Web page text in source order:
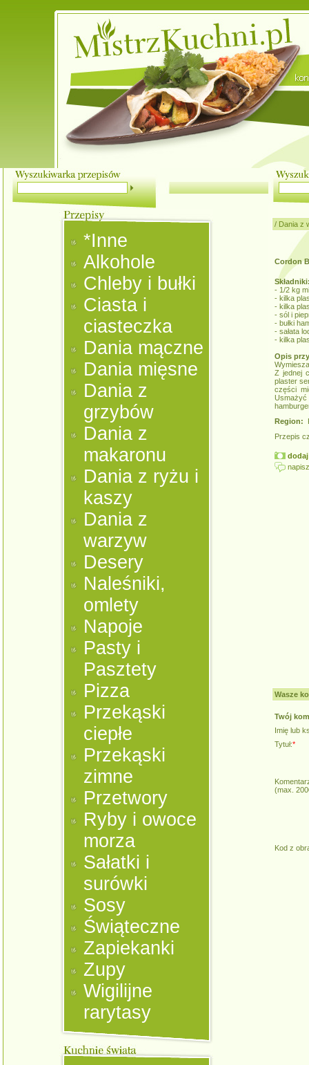
*Inne
Alkohole
Chleby i bułki
Ciasta i
ciasteczka
Dania mączne
Dania mięsne
Dania z
grzybów
Dania z
makaronu
Dania z ryżu i
kaszy
Dania z
warzyw
Desery
Naleśniki,
omlety
Napoje
Pasty i
Pasztety
Pizza
Przekąski
ciepłe
Przekąski
zimne
Przetwory
Ryby i owoce
morza
Sałatki i
surówki
Sosy
Świąteczne
Zapiekanki
Zupy
Wigilijne
rarytasy
/ Dania z
Cordon
- 1/2 kg
- kilka
- kilka
- sól i
- bułki
- sałata
- kilka
Opis
Z jednej
plaster
części
Region:
Przepis
Wasze
Twój
Imię lub
Tytuł:*
(max.
Kod z